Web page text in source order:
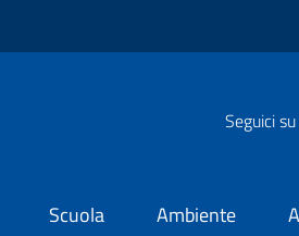
Seguici su
Scuola Ambiente